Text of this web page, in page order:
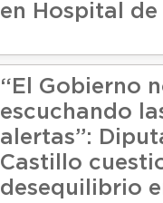
en Hospital de
“El Gobierno
escuchando
alertas”:
Castillo
desequilibrio